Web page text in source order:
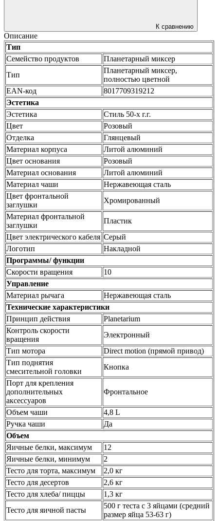
К сравнению
Описание
Тип
Семейство продуктов
Планетарный миксер
Тип
Планетарный миксер,
полностью цветной
EAN-код
8017709319212
Эстетика
Эстетика
Стиль 50-х г.г.
Цвет
Розовый
Отделка
Глянцевый
Материал корпуса
Литой алюминий
Цвет основания
Розовый
Материал основания
Литой алюминий
Материал чаши
Нержавеющая сталь
Цвет фронтальной
заглушки
Хромированный
Материал фронтальной
заглушки
Пластик
Цвет электрического кабеля Серый
Логотип
Накладной
Программы/ функции
Скорости вращения
10
Управление
Материал рычага
Нержавеющая сталь
Технические характеристики
Принцип действия
Planetarium
Контроль скорости
вращения
Электронный
Тип мотора
Direct motion (прямой привод)
Тип поднятия
смесительной головки
Кнопка
Порт для крепления
дополнительных
аксессуаров
Фронтальное
Объем чаши
4,8 L
Ручка чаши
Да
Объем
Яичные белки, максимум
12
Яичные белки, минимум
2
Тесто для торта, максимум
2,0 кг
Тесто для десертов
2,6 кг
Тесто для хлеба/ пиццы
1,3 кг
Тесто для яичной пасты
500 г теста с 3 яйцами (средний
размер яйца 53-63 г)